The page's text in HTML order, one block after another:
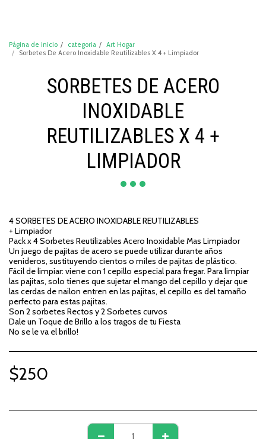
Página de inicio categoria
Art Hogar
Sorbetes De Acero Inoxidable Reutilizables X 4 + Limpiador
SORBETES DE ACERO
INOXIDABLE
REUTILIZABLES X 4 +
LIMPIADOR
4 SORBETES DE ACERO INOXIDABLE REUTILIZABLES
+ Limpiador
Pack x 4 Sorbetes Reutilizables Acero Inoxidable Mas Limpiador
Un juego de pajitas de acero se puede utilizar durante años
venideros, sustituyendo cientos o miles de pajitas de plástico.
Fácil de limpiar: viene con 1 cepillo especial para fregar. Para limpiar
las pajitas, solo tienes que sujetar el mango del cepillo y dejar que
las cerdas de nailon entren en las pajitas, el cepillo es del tamaño
perfecto para estas pajitas.
Son 2 sorbetes Rectos y 2 Sorbetes curvos
Dale un Toque de Brillo a los tragos de tu Fiesta
No se le va el brillo!
$250